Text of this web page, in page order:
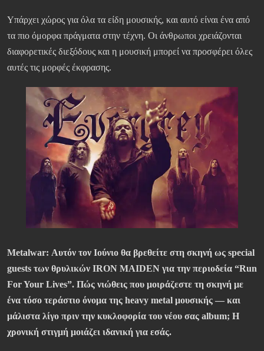
Υπάρχει χώρος για όλα τα είδη μουσικής, και αυτό είναι ένα από
τα πιο όμορφα πράγματα στην τέχνη. Οι άνθρωποι χρειάζονται
διαφορετικές διεξόδους και η μουσική μπορεί να προσφέρει όλες
αυτές τις μορφές έκφρασης.
Metalwar: Αυτόν τον Ιούνιο θα βρεθείτε στη σκηνή ως special
guests των θρυλικών IRON MAIDEN για την περιοδεία “Run
For Your Lives”. Πώς νιώθεις που μοιράζεστε τη σκηνή με
ένα τόσο τεράστιο όνομα της heavy metal μουσικής — και
μάλιστα λίγο πριν την κυκλοφορία του νέου σας album; Η
χρονική στιγμή μοιάζει ιδανική για εσάς.